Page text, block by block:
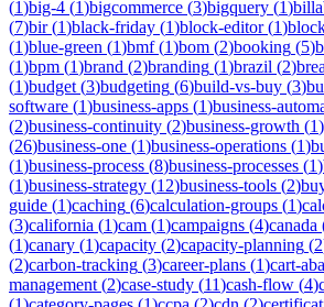
(1)big-4 (1)bigcommerce (3)bigquery (1)
(7)bir(1)black-friday (1)block-editor(1)
(1)blue-green (1)bmf(1)bom (2)booking (5)
(1)bpm (1)brand (2)branding (1)brazil (2)
(1)budget (3)budgeting (6)build-vs-buy (3)
software (1)business-apps (1)business-
(2)business-continuity (2)business-growth (1)
(26)business-one (1)business-operations (1)
(1)business-process (8)business-processes (1)
(1)business-strategy (12)business-tools (2)
guide (1)caching (6)calculation-groups (1)
(3)california (1)cam (1)campaigns (4)canada
(1)canary (1)capacity (2)capacity-planning (2
(2)carbon-tracking (3)career-plans (1)cart-
management (2)case-study (11)cash-flow (4)